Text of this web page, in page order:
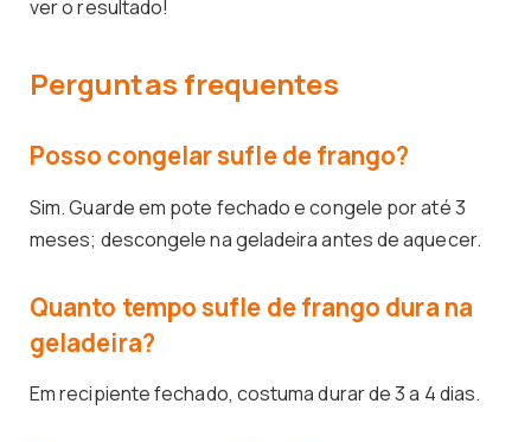
ver o resultado!
Perguntas frequentes
Posso congelar sufle de frango?
Sim. Guarde em pote fechado e congele por até 3
meses; descongele na geladeira antes de aquecer.
Quanto tempo sufle de frango dura na
geladeira?
Em recipiente fechado, costuma durar de 3 a 4 dias.